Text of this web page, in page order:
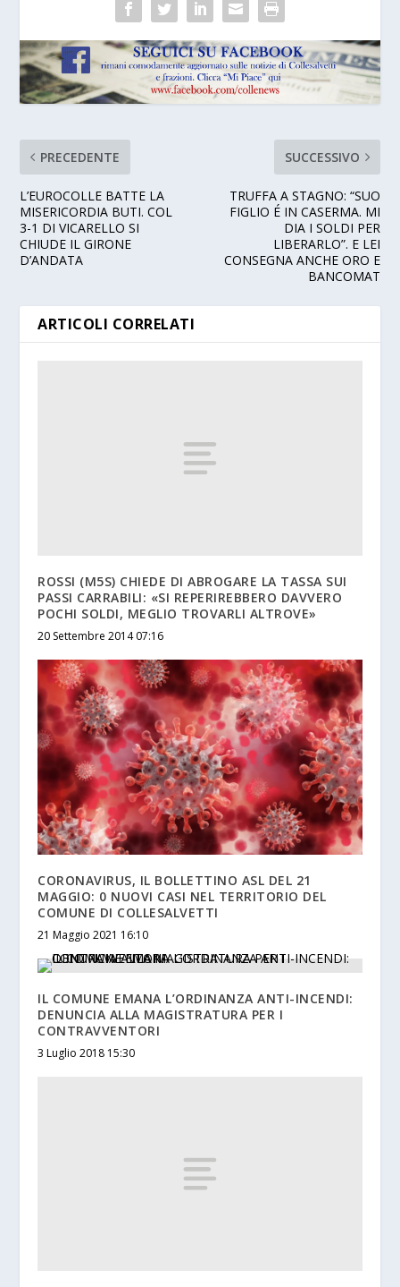
PRECEDENTE
L’EUROCOLLE BATTE LA
MISERICORDIA BUTI. COL
3-1 DI VICARELLO SI
CHIUDE IL GIRONE
D’ANDATA
SUCCESSIVO
TRUFFA A STAGNO: “SUO
FIGLIO É IN CASERMA. MI
DIA I SOLDI PER
LIBERARLO”. E LEI
CONSEGNA ANCHE ORO E
BANCOMAT
ARTICOLI CORRELATI
ROSSI (M5S) CHIEDE DI ABROGARE LA TASSA SUI
PASSI CARRABILI: «SI REPERIREBBERO DAVVERO
POCHI SOLDI, MEGLIO TROVARLI ALTROVE»
20 Settembre 2014 07:16
CORONAVIRUS, IL BOLLETTINO ASL DEL 21
MAGGIO: 0 NUOVI CASI NEL TERRITORIO DEL
COMUNE DI COLLESALVETTI
21 Maggio 2021 16:10
IL COMUNE EMANA L’ORDINANZA ANTI-INCENDI:
DENUNCIA ALLA MAGISTRATURA PER I
CONTRAVVENTORI
3 Luglio 2018 15:30